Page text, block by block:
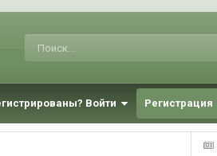
Войти Регистрация